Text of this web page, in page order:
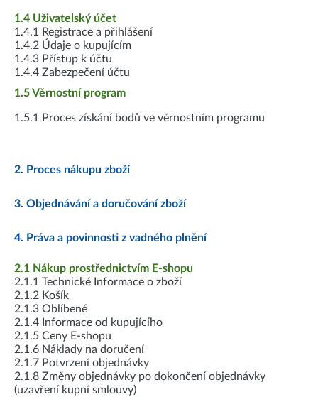
1.4 Uživatelský účet
1.4.1 Registrace a přihlášení
1.4.2 Údaje o kupujícím
1.4.3 Přístup k účtu
1.4.4 Zabezpečení účtu
1.5 Věrnostní program
1.5.1 Proces získání bodů ve věrnostním programu
2. Proces nákupu zboží
3. Objednávání a doručování zboží
4. Práva a povinnosti z vadného plnění
2.1 Nákup prostřednictvím E-shopu
2.1.1 Technické Informace o zboží
2.1.2 Košík
2.1.3 Oblíbené
2.1.4 Informace od kupujícího
2.1.5 Ceny E-shopu
2.1.6 Náklady na doručení
2.1.7 Potvrzení objednávky
2.1.8 Změny objednávky po dokončení objednávky
(uzavření kupní smlouvy)